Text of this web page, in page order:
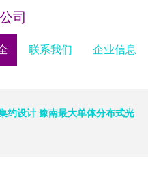
司
联系我们 企业信息
约设计 豫南最大单体分布式光